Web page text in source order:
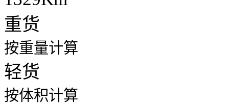
重货
按重量计算
轻货
按体积计算